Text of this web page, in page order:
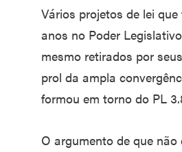
Vários projetos de lei
anos no Poder
mesmo retirados por
prol da ampla
formou em torno do PL
O argumento de que